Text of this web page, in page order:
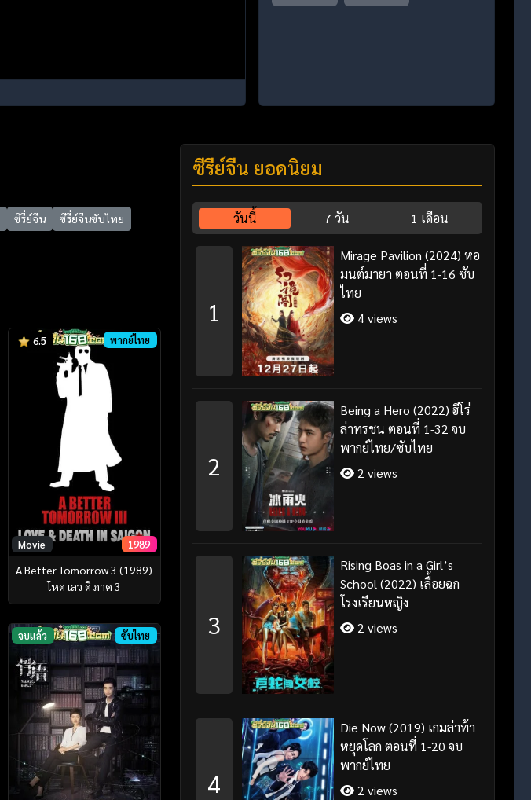
ซีรี่ย์จีน
ซีรี่ย์จีนซับไทย
6.5 พากย์ไทย
Movie 1989
A Better Tomorrow 3 (1989)
โหด เลว ดี ภาค 3
จบแล้ว ซับไทย
ซีรี่ย์จีน ยอดนิยม
วันนี้ 7 วัน 1 เดือน
1
Mirage Pavilion (2024) หอ
มนต์มายา ตอนที่ 1-16 ซับ
ไทย
4 views
2
Being a Hero (2022) ฮีโร่
ล่าทรชน ตอนที่ 1-32 จบ
พากย์ไทย/ซับไทย
2 views
3
Rising Boas in a Girl’s
School (2022) เลื้อยฉก
โรงเรียนหญิง
2 views
4
Die Now (2019) เกมล่าท้า
หยุดโลก ตอนที่ 1-20 จบ
พากย์ไทย
2 views